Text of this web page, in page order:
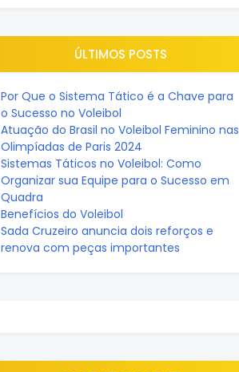
ÚLTIMOS POSTS
Por Que o Sistema Tático é a Chave para
o Sucesso no Voleibol
Atuação do Brasil no Voleibol Feminino nas
Olimpíadas de Paris 2024
Sistemas Táticos no Voleibol: Como
Organizar sua Equipe para o Sucesso em
Quadra
Benefícios do Voleibol
Sada Cruzeiro anuncia dois reforços e
renova com peças importantes